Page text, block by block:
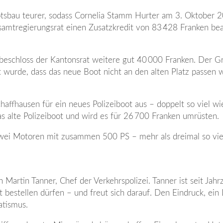
teurer, sodass Cornelia Stamm Hurter am 3. Oktober
einen Zusatzkredit von 83 428 Franken
der Kantonsrat weitere gut 40 000 Franken. Der
dass das neue Boot nicht an den alten Platz passen
für ein neues Polizeiboot aus – doppelt so viel
alte Polizeiboot und wird es für 26 700 Franken umrüsten.
Motoren mit zusammen 500 PS – mehr als dreimal so
Tanner, Chef der Verkehrspolizei. Tanner ist seit
dürfen – und freut sich darauf. Den Eindruck, ein